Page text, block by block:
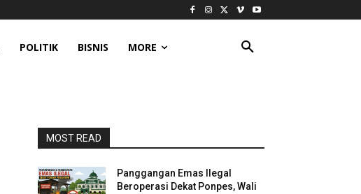
POLITIK BISNIS MORE
MOST READ
Panggangan Emas Ilegal
Beroperasi Dekat Ponpes, Wali